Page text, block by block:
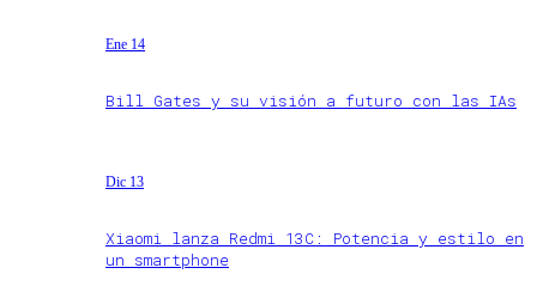
Ene 14
Bill Gates y su visión a futuro con las IAs
Dic 13
Xiaomi lanza Redmi 13C: Potencia y estilo en
un smartphone